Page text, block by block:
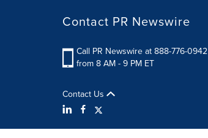
Contact PR Newswire
Call PR Newswire at 888-776-0942
from 8 AM - 9 PM ET
Contact Us